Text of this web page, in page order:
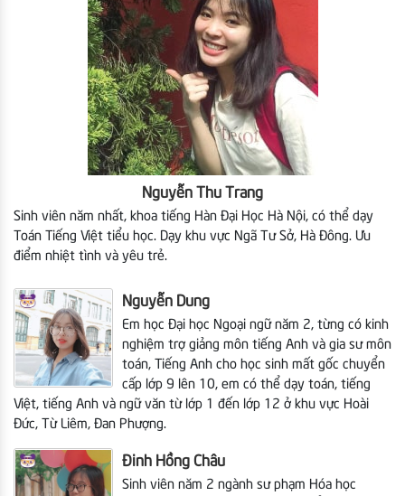
Nguyễn Thu Trang
Sinh viên năm nhất, khoa tiếng Hàn Đại Học Hà Nội, có thể dạy
Toán Tiếng Việt tiểu học. Dạy khu vực Ngã Tư Sở, Hà Đông. Ưu
điểm nhiệt tình và yêu trẻ.
Nguyễn Dung
Em học Đại học Ngoại ngữ năm 2, từng có kinh
nghiệm trợ giảng môn tiếng Anh và gia sư môn
toán, Tiếng Anh cho học sinh mất gốc chuyển
cấp lớp 9 lên 10, em có thể dạy toán, tiếng
Việt, tiếng Anh và ngữ văn từ lớp 1 đến lớp 12 ở khu vực Hoài
Đức, Từ Liêm, Đan Phượng.
Đinh Hồng Châu
Sinh viên năm 2 ngành sư phạm Hóa học